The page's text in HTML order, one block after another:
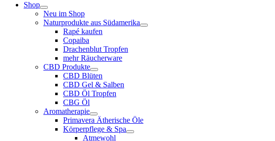
Shop
Neu im Shop
Naturprodukte aus Südamerika
Rapé kaufen
Copaiba
Drachenblut Tropfen
mehr Räucherware
CBD Produkte
CBD Blüten
CBD Gel & Salben
CBD Öl Tropfen
CBG Öl
Aromatherapie
Primavera Ätherische Öle
Körperpflege & Spa
Atmewohl